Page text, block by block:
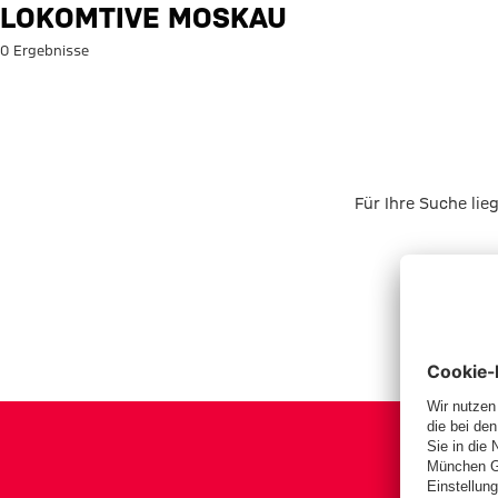
Suche: Lokomtive Moskau
LOKOMTIVE MOSKAU
0 Ergebnisse
Für Ihre Suche